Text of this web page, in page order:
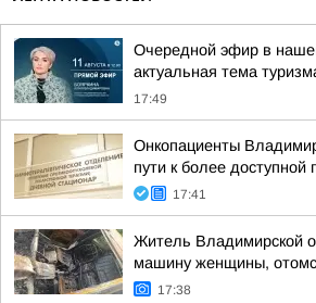
Очередной эфир в
актуальная тема
17:49
Онкопациенты
пути к более
17:41
Житель Владимирской
машину женщины,
17:38